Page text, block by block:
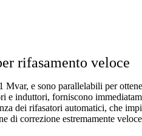
rifasamento veloce
e sono parallelabili per
e induttori, forniscono
dei rifasatori automatici, che
di correzione estremamente